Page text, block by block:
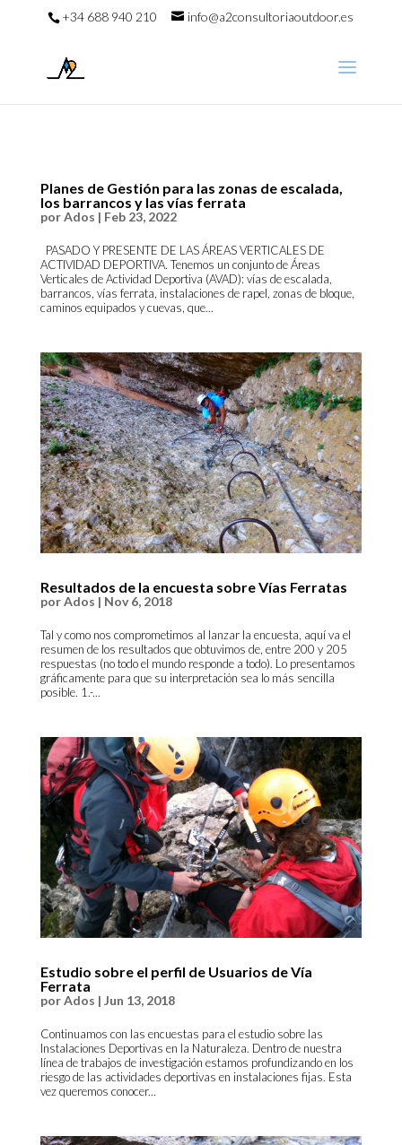
+34 688 940 210 info@a2consultoriaoutdoor.es
Planes de Gestión para las zonas de escalada,
los barrancos y las vías ferrata
porAdos | Feb 23, 2022
PASADO Y PRESENTE DE LAS ÁREAS VERTICALES DE
ACTIVIDAD DEPORTIVA. Tenemos un conjunto de Áreas
Verticales de Actividad Deportiva (AVAD): vías de escalada,
barrancos, vías ferrata, instalaciones de rapel, zonas de bloque,
caminos equipados y cuevas, que...
Resultados de la encuesta sobre Vías Ferratas
porAdos | Nov 6, 2018
Tal y como nos comprometimos al lanzar la encuesta, aquí va el
resumen de los resultados que obtuvimos de, entre 200 y 205
respuestas (no todo el mundo responde a todo). Lo presentamos
gráficamente para que su interpretación sea lo más sencilla
posible. 1.-...
Estudio sobre el perfil de Usuarios de Vía
Ferrata
porAdos | Jun 13, 2018
Continuamos con las encuestas para el estudio sobre las
Instalaciones Deportivas en la Naturaleza. Dentro de nuestra
línea de trabajos de investigación estamos profundizando en los
riesgo de las actividades deportivas en instalaciones fijas. Esta
vez queremos conocer...